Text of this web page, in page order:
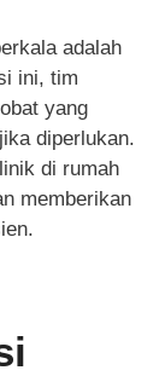
adalah
ini, tim
yang
diperlukan.
di rumah
memberikan